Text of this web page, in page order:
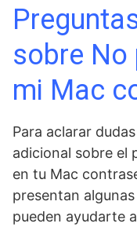
sobre No
mi Mac
Para⁣ aclarar
adicional sobre el⁣
en tu Mac
presentan
pueden ayudarte